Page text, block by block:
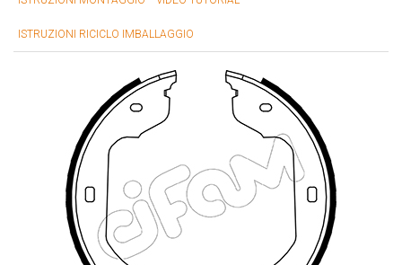
ISTRUZIONI RICICLO IMBALLAGGIO